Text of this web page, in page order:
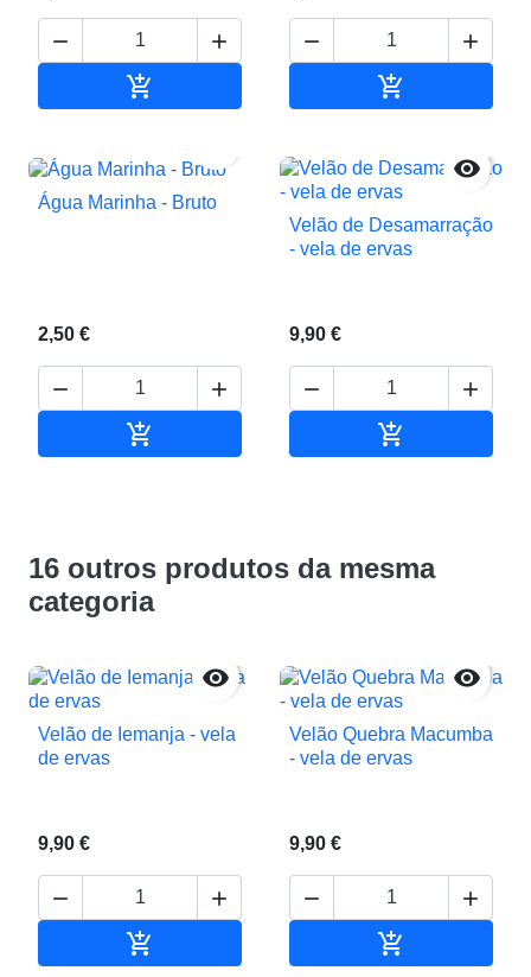
 

 

Água Marinha - Bruto
2,50 €
 


Velão de Desamarração
- vela de ervas
9,90 €
 

16 outros produtos da mesma
categoria

Velão de Iemanja - vela
de ervas
9,90 €
 


Velão Quebra Macumba
- vela de ervas
9,90 €
 
